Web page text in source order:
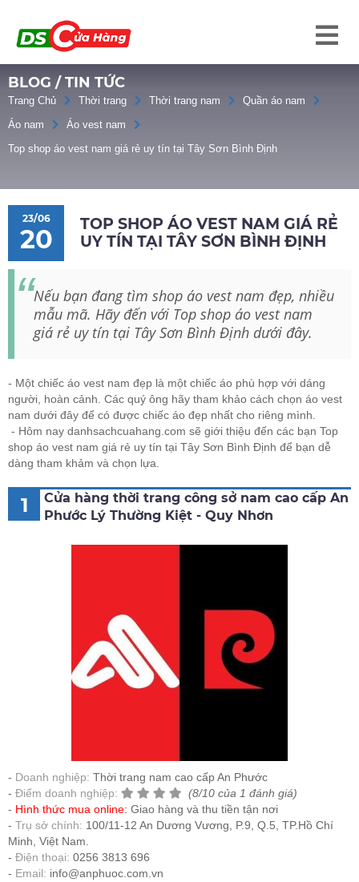
BLOG / TIN TỨC
Trang Chủ Thời trang Thời trang nam
Quần áo nam
Áo nam
Áo vest nam
Top shop áo vest nam giá rẻ uy tín tại Tây Sơn Bình Định
23/06
20
TOP SHOP ÁO VEST NAM GIÁ RẺ
UY TÍN TẠI TÂY SƠN BÌNH ĐỊNH
Nếu bạn đang tìm shop áo vest nam đẹp, nhiều
mẫu mã. Hãy đến với Top shop áo vest nam
giá rẻ uy tín tại Tây Sơn Bình Định dưới đây.
- Một chiếc áo vest nam đẹp là một chiếc áo phù hợp với dáng
người, hoàn cảnh. Các quý ông hãy tham khảo cách chọn áo vest
nam dưới đây để có được chiếc áo đẹp nhất cho riêng mình.
- Hôm nay danhsachcuahang.com sẽ giới thiệu đến các bạn Top
shop áo vest nam giá rẻ uy tín tại Tây Sơn Bình Định để bạn dễ
dàng tham khảm và chọn lựa.
1
Cửa hàng thời trang công sở nam cao cấp An
Phước Lý Thường Kiệt - Quy Nhơn
Doanh nghiệp: Thời trang nam cao cấp An Phước
Điểm doanh nghiệp:
(8/10 của 1 đánh giá)
Hình thức mua online: Giao hàng và thu tiền tận nơi
Trụ sở chính: 100/11-12 An Dương Vương, P.9, Q.5, TP.Hồ Chí
Minh, Việt Nam.
Điện thoại: 0256 3813 696
Email: info@anphuoc.com.vn